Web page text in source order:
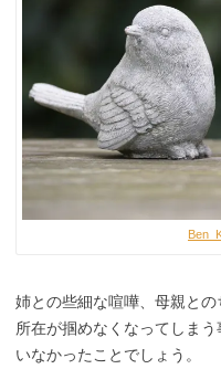
姉との些細な喧嘩、母親と
所在が掴めなくなってしま
いなかったことでしょう。